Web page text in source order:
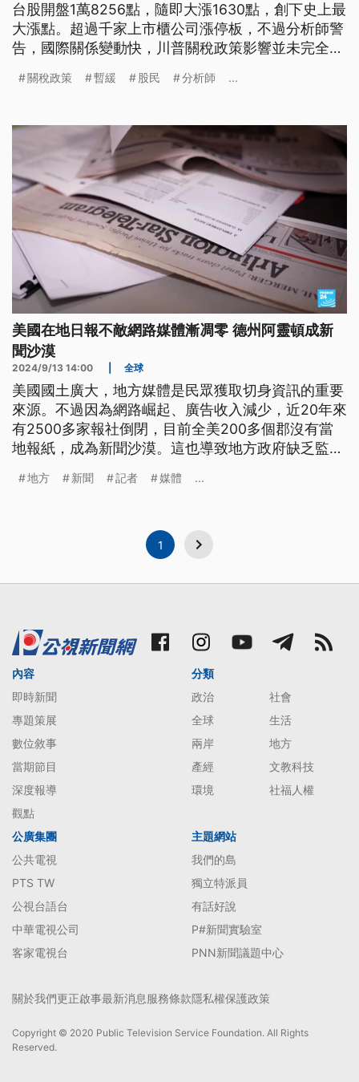
台股開盤1萬8256點，隨即大漲1630點，創下史上最
大漲點。超過千家上市櫃公司漲停板，不過分析師警
告，國際關係變動快，川普關稅政策影響並未完全消
關稅政策 暫緩 股民 分析師 ...
美國在地日報不敵網路媒體漸凋零 德州阿靈頓成新
聞沙漠
2024/9/13 14:00 全球
美國國土廣大，地方媒體是民眾獲取切身資訊的重要
來源。不過因為網路崛起、廣告收入減少，近20年來
有2500多家報社倒閉，目前全美200多個郡沒有當
地報紙，成為新聞沙漠。這也導致地方政府缺乏監
誤導、操弄，也讓美國面臨更嚴重的兩極化危機。
地方 新聞 記者 媒體 ...
1
內容
即時新聞
專題策展
數位敘事
當期節目
深度報導
觀點
分類
政治
社會
全球
生活
兩岸
地方
產經
文教科技
環境
社福人權
公廣集團
公共電視
PTS TW
公視台語台
中華電視公司
客家電視台
主題網站
我們的島
獨立特派員
有話好說
P#新聞實驗室
PNN新聞議題中心
關於我們更正啟事最新消息服務條款隱私權保護政策
Copyright © 2020 Public Television Service Foundation. All Rights
Reserved.